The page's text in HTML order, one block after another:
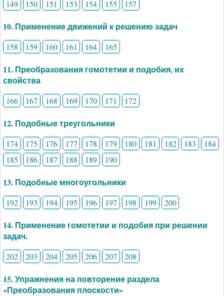
149 150 151 153 154 155 157
10. Применение движений к решению задач
158 159 160 161 164 165
11. Преобразования гомотетии и подобия, их
свойства
166 167 168 169 170 171 172
12. Подобные треугольники
174 175 176 177 178 179 180 181 182 183
184
185
186 187 188 189 190
13. Подобные многоугольники
192 193 194 195 196 197 198 199 200
14. Применение гомотетии и подобия при решении
задач.
202 203 204 205 206 207 208
15. Упражнения на повторение раздела
«Преобразования плоскости»